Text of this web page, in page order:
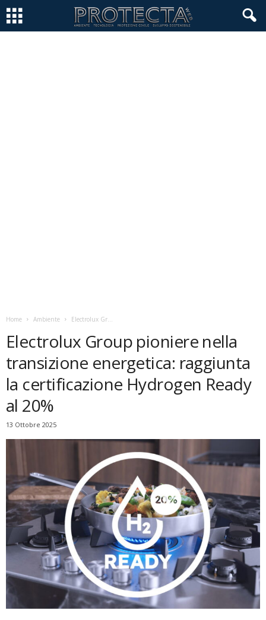
Home Ambiente Electrolux Gr...
Electrolux Group pioniere nella
transizione energetica: raggiunta
la certificazione Hydrogen Ready
al 20%
13 Ottobre 2025